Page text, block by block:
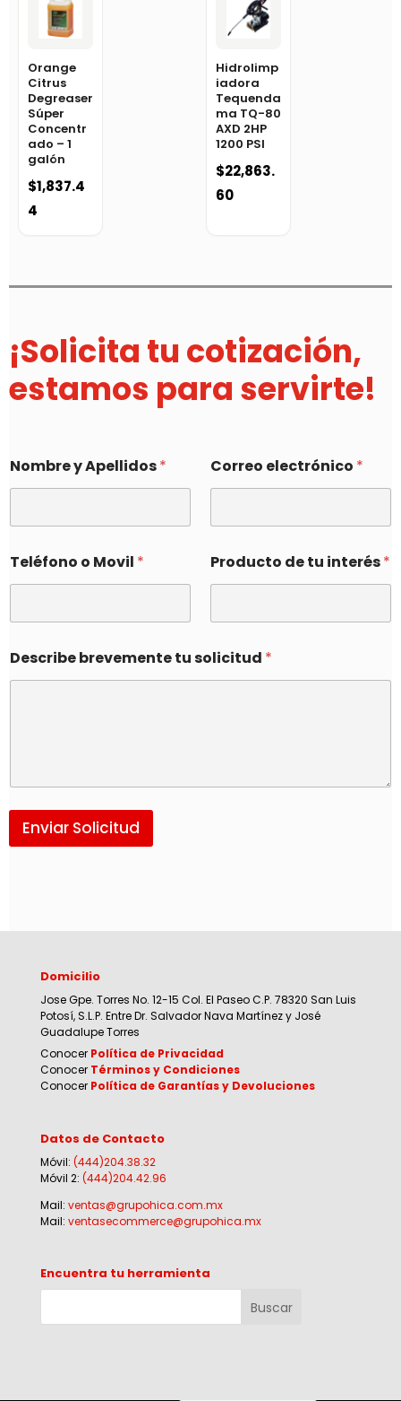
Orange
Citrus
Degreaser
Súper
Concentr
ado – 1
galón
$1,837.4
4
Hidrolimp
iadora
Tequenda
ma TQ-80
AXD 2HP
1200 PSI
$22,863.
60
¡Solicita tu cotización,
estamos para servirte!
Nombre y Apellidos* Correo electrónico *
Teléfono o Movil * Producto de tu interés*
Describe brevemente tu solicitud *
Enviar Solicitud
Domicilio
Jose Gpe. Torres No. 12-15 Col. El Paseo C.P. 78320 San Luis
Potosí, S.L.P. Entre Dr. Salvador Nava Martínez y José
Guadalupe Torres
Conocer Política de Privacidad
Conocer Términos y Condiciones
Conocer Política de Garantías y Devoluciones
Datos de Contacto
Móvil: (444)204.38.32
Móvil 2: (444)204.42.96
Mail: ventas@grupohica.com.mx
Mail: ventasecommerce@grupohica.mx
Encuentra tu herramienta